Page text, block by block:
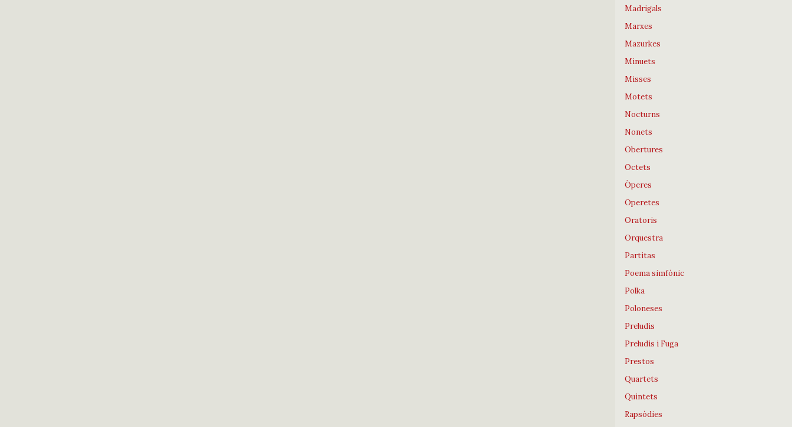
Madrigals
Marxes
Mazurkes
Minuets
Misses
Motets
Nocturns
Nonets
Obertures
Octets
Òperes
Operetes
Oratoris
Orquestra
Partitas
Poema simfònic
Polka
Poloneses
Preludis
Preludis i Fuga
Prestos
Quartets
Quintets
Rapsòdies